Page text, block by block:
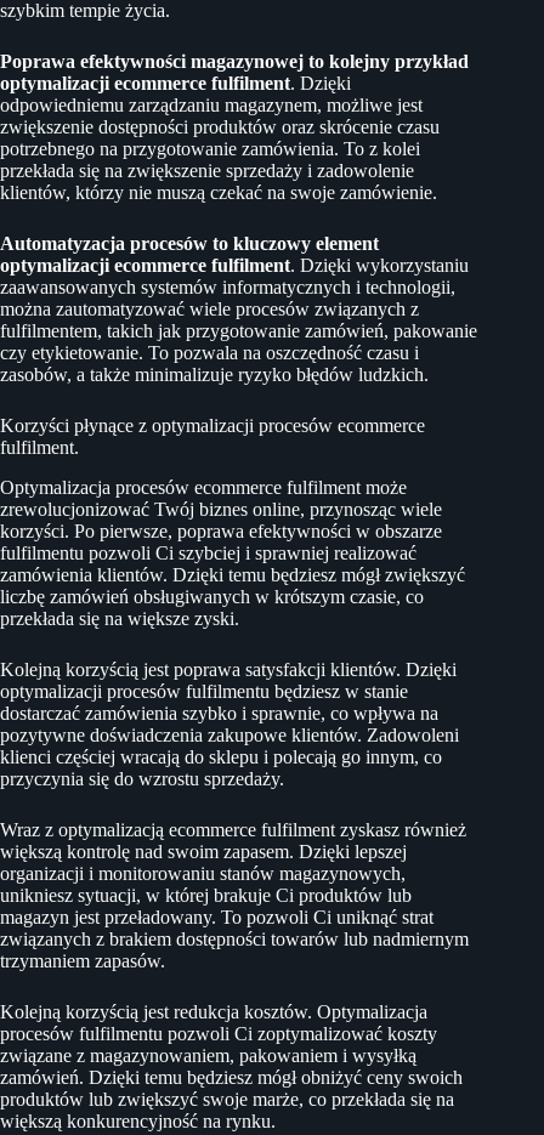
szybkim tempie życia.
Poprawa efektywności magazynowej to kolejny przykład
optymalizacji ecommerce fulfilment. Dzięki
odpowiedniemu zarządzaniu magazynem, możliwe jest
zwiększenie dostępności produktów oraz skrócenie czasu
potrzebnego na przygotowanie zamówienia. To z kolei
przekłada się na zwiększenie sprzedaży i zadowolenie
klientów, którzy nie muszą czekać na swoje zamówienie.
Automatyzacja procesów to kluczowy element
optymalizacji ecommerce fulfilment. Dzięki wykorzystaniu
zaawansowanych systemów informatycznych i technologii,
można zautomatyzować wiele procesów związanych z
fulfilmentem, takich jak przygotowanie zamówień, pakowanie
czy etykietowanie. To pozwala na oszczędność czasu i
zasobów, a także minimalizuje ryzyko błędów ludzkich.
Korzyści płynące z optymalizacji procesów ecommerce
fulfilment.
Optymalizacja procesów ecommerce fulfilment może
zrewolucjonizować Twój biznes online, przynosząc wiele
korzyści. Po pierwsze, poprawa efektywności w obszarze
fulfilmentu pozwoli Ci szybciej i sprawniej realizować
zamówienia klientów. Dzięki temu będziesz mógł zwiększyć
liczbę zamówień obsługiwanych w krótszym czasie, co
przekłada się na większe zyski.
Kolejną korzyścią jest poprawa satysfakcji klientów. Dzięki
optymalizacji procesów fulfilmentu będziesz w stanie
dostarczać zamówienia szybko i sprawnie, co wpływa na
pozytywne doświadczenia zakupowe klientów. Zadowoleni
klienci częściej wracają do sklepu i polecają go innym, co
przyczynia się do wzrostu sprzedaży.
Wraz z optymalizacją ecommerce fulfilment zyskasz również
większą kontrolę nad swoim zapasem. Dzięki lepszej
organizacji i monitorowaniu stanów magazynowych,
unikniesz sytuacji, w której brakuje Ci produktów lub
magazyn jest przeładowany. To pozwoli Ci uniknąć strat
związanych z brakiem dostępności towarów lub nadmiernym
trzymaniem zapasów.
Kolejną korzyścią jest redukcja kosztów. Optymalizacja
procesów fulfilmentu pozwoli Ci zoptymalizować koszty
związane z magazynowaniem, pakowaniem i wysyłką
zamówień. Dzięki temu będziesz mógł obniżyć ceny swoich
produktów lub zwiększyć swoje marże, co przekłada się na
większą konkurencyjność na rynku.